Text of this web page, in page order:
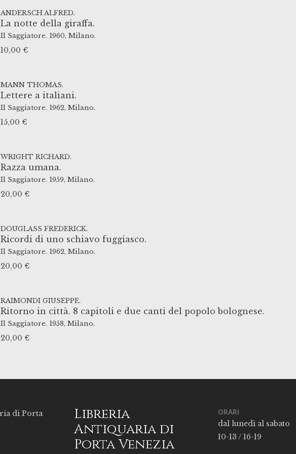
ANDERSCH ALFRED.
La notte della giraffa.
Il Saggiatore. 1960, Milano.
10,00 €
MANN THOMAS.
Lettere a italiani.
Il Saggiatore. 1962, Milano.
15,00 €
WRIGHT RICHARD.
Razza umana.
Il Saggiatore. 1959, Milano.
20,00 €
DOUGLASS FREDERICK.
Ricordi di uno schiavo fuggiasco.
Il Saggiatore. 1962, Milano.
20,00 €
RAIMONDI GIUSEPPE.
Ritorno in città. 8 capitoli e due canti del popolo bolognese.
Il Saggiatore. 1958, Milano.
20,00 €
Libreria
Antiquaria di
Porta Venezia
ORARI
dal lunedì al sabato
10-13 / 16-19